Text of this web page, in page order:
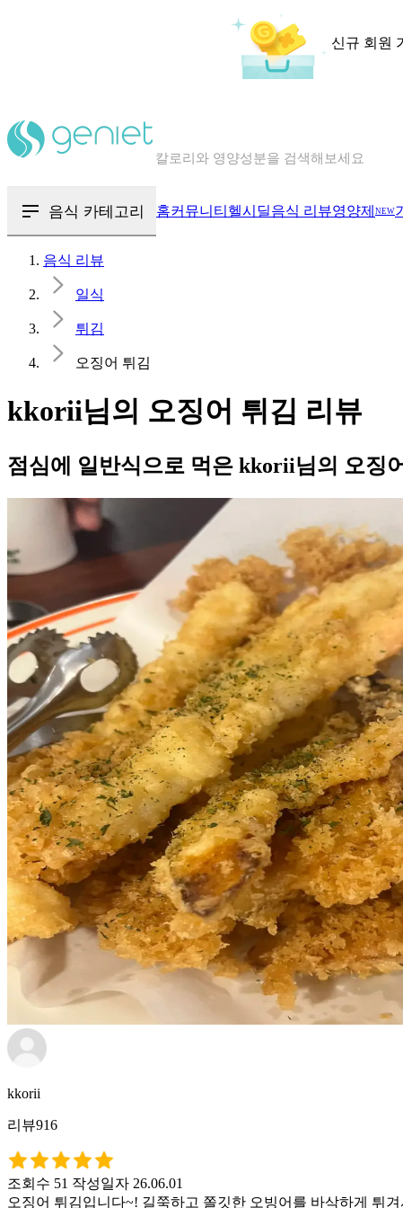
신규 회원
혈당 · 다이어트 음식 검색해보세요
음식 카테고리 홈커뮤니티 헬시딜음식 리뷰영양제 NEW
음식 리뷰
일식
튀김
오징어 튀김
kkorii님의 오징어 튀김 리뷰
점심에 일반식으로 먹은 kkorii님의 오징
kkorii
리뷰916
조회수 51 작성일자 26.06.01
오징어 튀김입니다~! 길쭉하고 쫄깃한 오빙어를 바삭하게 튀